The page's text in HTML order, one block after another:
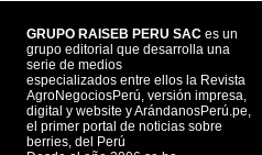
GRUPO RAISEB PERU SAC es un
grupo editorial que desarrolla una
serie de medios
especializados entre ellos la Revista
AgroNegociosPerú, versión impresa,
digital y website y ArándanosPerú.pe,
el primer portal de noticias sobre
berries, del Perú